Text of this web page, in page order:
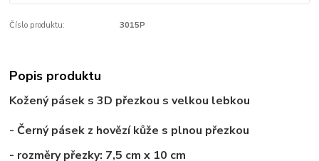
Číslo produktu: 3015P
Popis produktu
Kožený pásek s 3D přezkou s velkou lebkou
- Černý pásek z hovězí kůže s plnou přezkou
- rozměry přezky: 7,5 cm x 10 cm